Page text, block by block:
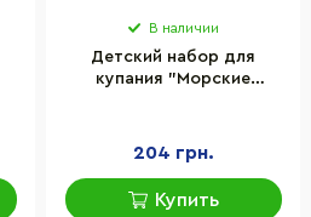
В наличии
Детский набор для
купания "Морские
204 грн.
Купить